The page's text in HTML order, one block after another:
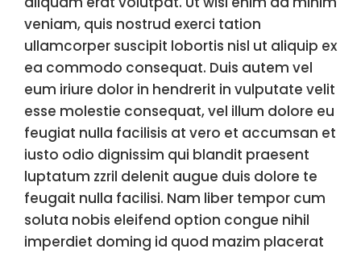
veniam, quis nostrud exerci tation
ullamcorper suscipit lobortis nisl ut aliquip ex
ea commodo consequat. Duis autem vel
eum iriure dolor in hendrerit in vulputate velit
esse molestie consequat, vel illum dolore eu
feugiat nulla facilisis at vero et accumsan et
iusto odio dignissim qui blandit praesent
luptatum zzril delenit augue duis dolore te
feugait nulla facilisi. Nam liber tempor cum
soluta nobis eleifend option congue nihil
imperdiet doming id quod mazim placerat